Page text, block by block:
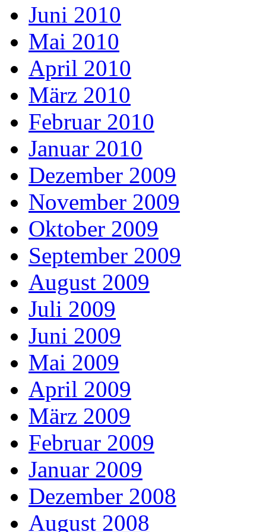
Juni 2010
Mai 2010
April 2010
März 2010
Februar 2010
Januar 2010
Dezember 2009
November 2009
Oktober 2009
September 2009
August 2009
Juli 2009
Juni 2009
Mai 2009
April 2009
März 2009
Februar 2009
Januar 2009
Dezember 2008
August 2008